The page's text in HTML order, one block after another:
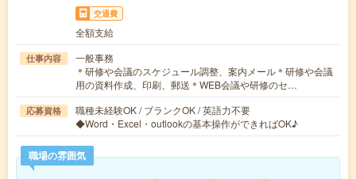
交通費
全額支給
仕事内容
一般事務
＊研修や会議のスケジュール調整、案内メール＊研修や会議
用の資料作成、印刷、郵送＊WEB会議や研修のセ…
応募資格
職種未経験OK / ブランクOK / 英語力不要
◆Word・Excel・outlookの基本操作ができればOK♪
職場の雰囲気